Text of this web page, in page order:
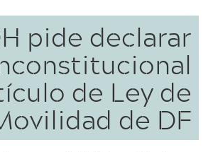
pide declarar
de Ley de
de DF